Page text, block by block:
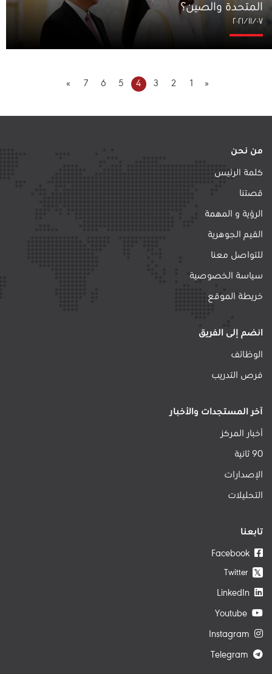
المتحدة والصين؟
٠٧‏/١١‏/٢٠٢١
«
1
2
3
4
5
6
7
»
من نحن
كلمة الرئيس
قصتنا
الرؤية و المهمة
القيم الجوهرية
للتواصل معنا
سياسة الخصوصية
خريطة الموقع
انضم إلى الفريق
الوظائف
فرص التدريب
آخر المستجدات والأخبار
أخبار المركز
90 ثانية
الإصدارات
التحليلات
تابعنا
𝕏
Twitter